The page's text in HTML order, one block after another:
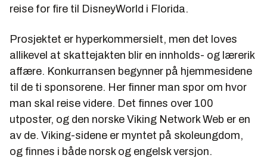
reise for fire til DisneyWorld i Florida.
Prosjektet er hyperkommersielt, men det loves
allikevel at skattejakten blir en innholds- og lærerik
affære. Konkurransen begynner på hjemmesidene
til de ti sponsorene. Her finner man spor om hvor
man skal reise videre. Det finnes over 100
utposter, og den norske Viking Network Web er en
av de. Viking-sidene er myntet på skoleungdom,
og finnes i både norsk og engelsk versjon.